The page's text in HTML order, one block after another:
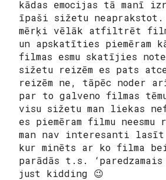
kādas emocijas tā manī
īpaši sižetu
mērķi vēlāk atfiltrēt
un apskatīties piemēram
filmas esmu skatījies
sižetu reizēm es pats
reizēm ne, tāpēc noder
par to galveno filmas
visu sižetu man liekas
es piemēram filmu
man nav interesanti
kur minēts ar ko filma
parādās t.s.
just kidding 😉